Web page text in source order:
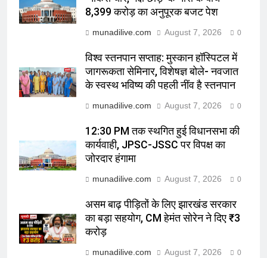
8,399 करोड़ का अनुपूरक बजट पेश
munadilive.com August 7, 2026 0
विश्व स्तनपान सप्ताह: मुस्कान हॉस्पिटल में
जागरूकता सेमिनार, विशेषज्ञ बोले- नवजात
के स्वस्थ भविष्य की पहली नींव है स्तनपान
munadilive.com August 7, 2026 0
12:30 PM तक स्थगित हुई विधानसभा की
कार्यवाही, JPSC-JSSC पर विपक्ष का
जोरदार हंगामा
munadilive.com August 7, 2026 0
असम बाढ़ पीड़ितों के लिए झारखंड सरकार
का बड़ा सहयोग, CM हेमंत सोरेन ने दिए ₹3
करोड़
munadilive.com August 7, 2026 0